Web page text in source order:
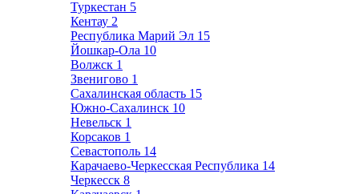
Туркестан 5
Кентау 2
Республика Марий Эл 15
Йошкар-Ола 10
Волжск 1
Звенигово 1
Сахалинская область 15
Южно-Сахалинск 10
Невельск 1
Корсаков 1
Севастополь 14
Карачаево-Черкесская Республика 14
Черкесск 8